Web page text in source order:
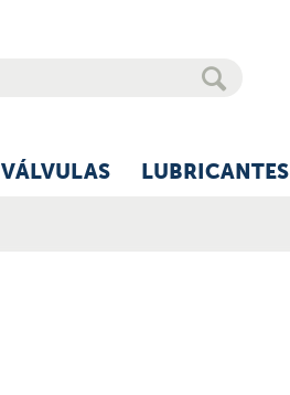
VÁLVULAS LUBRICANTES